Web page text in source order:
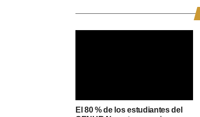
El 80 % de los estudiantes del